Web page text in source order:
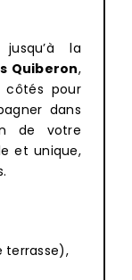
la
Quiberon,
côtés pour
dans
de votre
et unique,
terrasse),